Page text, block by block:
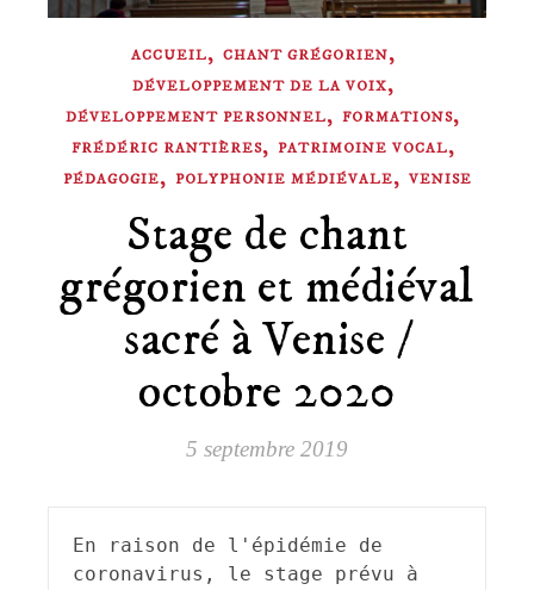
ACCUEIL, CHANT GRÉGORIEN,
DÉVELOPPEMENT DE LA VOIX,
DÉVELOPPEMENT PERSONNEL, FORMATIONS,
FRÉDÉRIC RANTIÈRES, PATRIMOINE VOCAL,
PÉDAGOGIE, POLYPHONIE MÉDIÉVALE, VENISE
Stage de chant
grégorien et médiéval
sacré à Venise /
octobre 2020
5 septembre 2019
En raison de l'épidémie de
coronavirus, le stage prévu à